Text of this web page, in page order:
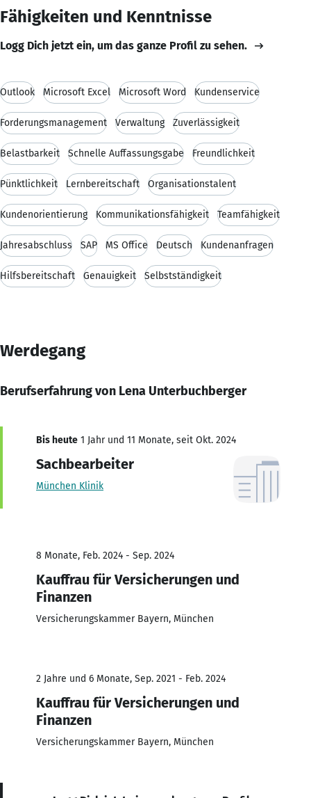
Fähigkeiten und Kenntnisse
Logg Dich jetzt ein, um das ganze Profil zu sehen.
Outlook Microsoft Excel Microsoft Word Kundenservice
Forderungsmanagement Verwaltung Zuverlässigkeit
Belastbarkeit Schnelle Auffassungsgabe Freundlichkeit
Pünktlichkeit Lernbereitschaft Organisationstalent
Kundenorientierung Kommunikationsfähigkeit Teamfähigkeit
Jahresabschluss SAP MS Office Deutsch Kundenanfragen
Hilfsbereitschaft Genauigkeit Selbstständigkeit
Werdegang
Berufserfahrung von Lena Unterbuchberger
Bis heute 1 Jahr und 11 Monate, seit Okt. 2024
Sachbearbeiter
München Klinik
8 Monate, Feb. 2024 - Sep. 2024
Kauffrau für Versicherungen und
Finanzen
Versicherungskammer Bayern, München
2 Jahre und 6 Monate, Sep. 2021 - Feb. 2024
Kauffrau für Versicherungen und
Finanzen
Versicherungskammer Bayern, München